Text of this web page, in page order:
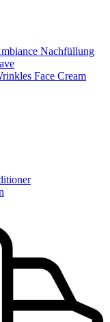
Nachfüllung
Face Cream